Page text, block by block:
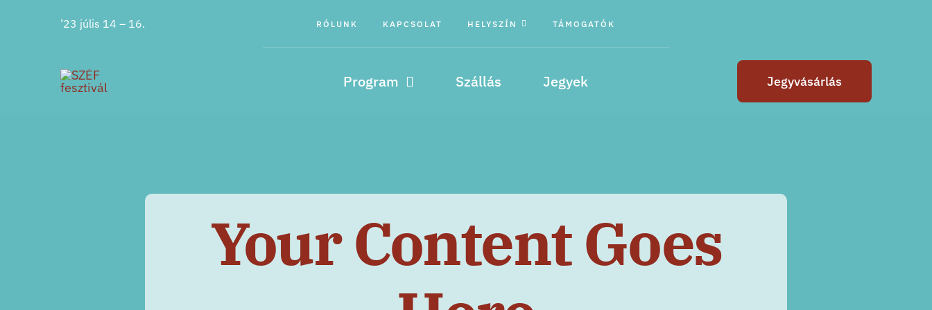
’23 júlis 14 – 16. RÓLUNK KAPCSOLAT HELYSZÍN TÁMOGATÓK
Program Szállás Jegyek Jegyvásárlás
Your Content Goes